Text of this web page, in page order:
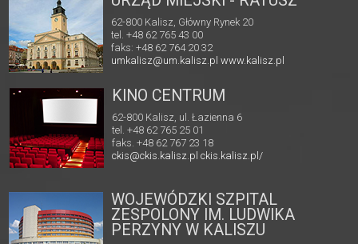
62-800 Kalisz, Główny Rynek 20
tel. +48 62 765 43 00
faks: +48 62 764 20 32
umkalisz@um.kalisz.plwww.kalisz.pl
KINO CENTRUM
62-800 Kalisz, ul. Łazienna 6
tel. +48 62 765 25 01
faks. +48 62 767 23 18
ckis@ckis.kalisz.pl ckis.kalisz.pl/
WOJEWÓDZKI SZPITAL
ZESPOLONY IM. LUDWIKA
PERZYNY W KALISZU